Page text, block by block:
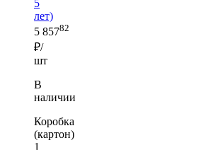
5
лет)
5 85782
₽/
шт
В
наличии
Коробка
(картон)
1